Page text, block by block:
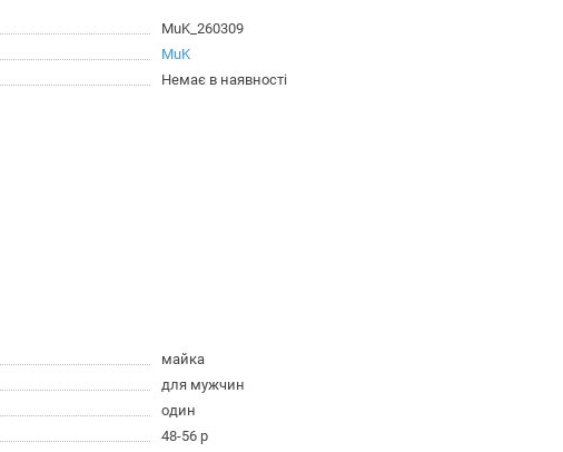
MuK_260309
MuK
Немає в наявності
майка
для мужчин
один
48-56 р